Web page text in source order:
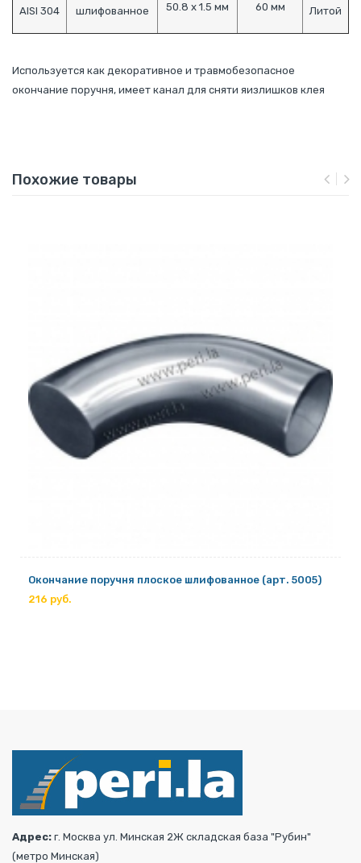
AISI 304 шлифованное 50.8 х 1.5 мм 60 мм Литой
Используется как декоративное и травмобезопасное
окончание поручня, имеет канал для сняти яизлишков клея
Похожие товары
Окончание поручня плоское шлифованное (арт. 5005)
216 руб.
Адрес: г. Москва ул. Минская 2Ж складская база "Рубин"
(метро Минская)